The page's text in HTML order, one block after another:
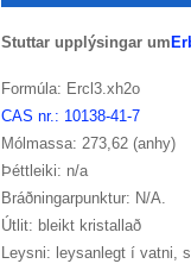
Stuttar upplýsingar um
Formúla: Ercl3.xh2o
CAS nr.: 10138-41-7
Mólmassa: 273,62 (anhy)
Þéttleiki: n/a
Bráðningarpunktur: N/A.
Útlit: bleikt kristallað
Leysni: leysanlegt í vatni,